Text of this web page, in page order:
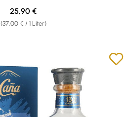
(37,00 € / 1 Liter)
Regulärer Preis:
25,90 €